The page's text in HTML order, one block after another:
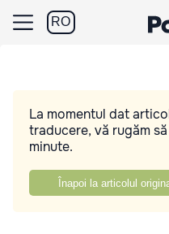
RO
La momentul dat
traducere, vă rugăm
minute.
Înapoi la articolul